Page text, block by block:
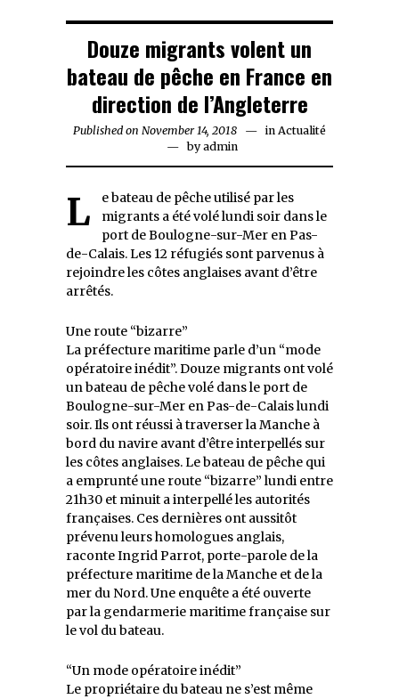
Douze migrants volent un
bateau de pêche en France en
direction de l’Angleterre
Published on November 14, 2018 November
13,
2018
in Actualité
byadmin
Le bateau de pêche utilisé par les
migrants a été volé lundi soir dans le
port de Boulogne-sur-Mer en Pas-
de-Calais. Les 12 réfugiés sont parvenus à
rejoindre les côtes anglaises avant d’être
arrêtés.
Une route “bizarre”
La préfecture maritime parle d’un “mode
opératoire inédit”. Douze migrants ont volé
un bateau de pêche volé dans le port de
Boulogne-sur-Mer en Pas-de-Calais lundi
soir. Ils ont réussi à traverser la Manche à
bord du navire avant d’être interpellés sur
les côtes anglaises. Le bateau de pêche qui
a emprunté une route “bizarre” lundi entre
21h30 et minuit a interpellé les autorités
françaises. Ces dernières ont aussitôt
prévenu leurs homologues anglais,
raconte Ingrid Parrot, porte-parole de la
préfecture maritime de la Manche et de la
mer du Nord. Une enquête a été ouverte
par la gendarmerie maritime française sur
le vol du bateau.
“Un mode opératoire inédit”
Le propriétaire du bateau ne s’est même